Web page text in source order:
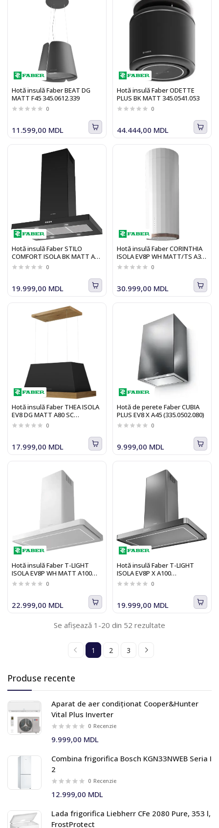
Produse recente
Aparat de aer condiționat Cooper&Hunter
Vital Plus Inverter
0 Recenzie
9.999,00 MDL
Combina frigorifica Bosch KGN33NWEB Seria I
2
0 Recenzie
12.999,00 MDL
Lada frigorifica Liebherr CFe 2080 Pure, 353 l,
FrostProtect
Hotă insulă Faber BEAT DG
MATT F45 345.0612.339
0
11.599,00 MDL
Hotă insulă Faber ODETTE
PLUS BK MATT 345.0541.053
0
44.444,00 MDL
Hotă insulă Faber STILO
COMFORT ISOLA BK MATT A90
325.0618.792
0
19.999,00 MDL
Hotă insulă Faber CORINTHIA
ISOLA EV8P WH MATT/TS A37
110.0456.219
0
30.999,00 MDL
Hotă insulă Faber THEA ISOLA
EV8 DG MATT A80 SC
321.0517.782
0
17.999,00 MDL
Hotă de perete Faber CUBIA
PLUS EV8 X A45 (335.0502.080)
0
9.999,00 MDL
Hotă insulă Faber T-LIGHT
ISOLA EV8P WH MATT A100
110.0456.265
0
22.999,00 MDL
Hotă insulă Faber T-LIGHT
ISOLA EV8P X A100
110.0456.264
0
19.999,00 MDL
Se afișează 1-20 din 52 rezultate
1 2 3